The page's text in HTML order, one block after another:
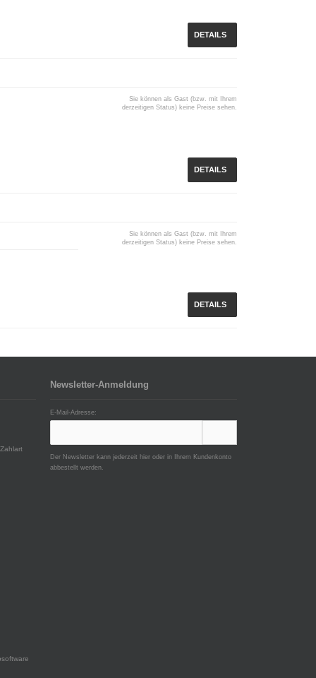
DETAILS
Sie können als Gast (bzw. mit Ihrem
derzeitigen Status) keine Preise sehen.
DETAILS
Sie können als Gast (bzw. mit Ihrem
derzeitigen Status) keine Preise sehen.
DETAILS
Newsletter-Anmeldung
E-Mail-Adresse:
Der Newsletter kann jederzeit hier oder in Ihrem Kundenkonto
abbestellt werden.